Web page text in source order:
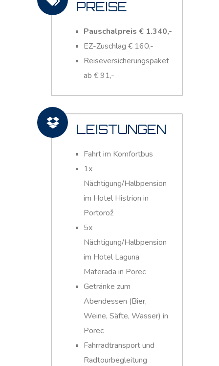
PREISE
Pauschalpreis € 1.340,-
EZ-Zuschlag € 160,-
Reiseversicherungspaket
ab € 91,-
LEISTUNGEN
Fahrt im Komfortbus
1x
Nächtigung/Halbpension
im Hotel Histrion in
Portorož
5x
Nächtigung/Halbpension
im Hotel Laguna
Materada in Porec
Getränke zum
Abendessen (Bier,
Weine, Säfte, Wasser) in
Porec
Fahrradtransport und
Radtourbegleitung